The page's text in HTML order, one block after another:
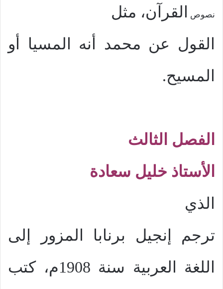
نصوص
القرآن، مثل
القول عن محمد أنه المسيا أو
المسيح.
الفصل الثالث
الأستاذ خليل سعادة
الذي
ترجم إنجيل برنابا المزور إلى
اللغة العربية سنة 1908م، كتب